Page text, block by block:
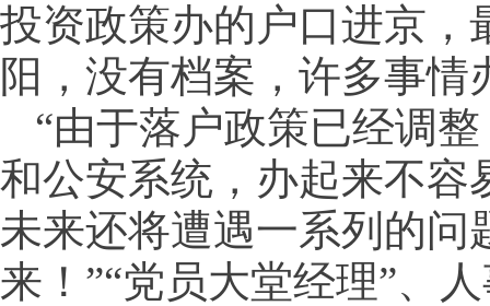
投资政策办的户口进京，
阳，没有档案，许多事情
“由于落户政策已经调
和公安系统，办起来不容
未来还将遭遇一系列的
来！”“党员大堂经理”、